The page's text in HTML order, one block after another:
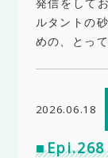
発信をして
ルタントの
めの、とっ
2026.06.18